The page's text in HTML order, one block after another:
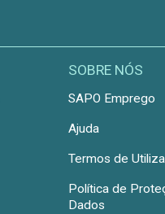
SOBRE NÓS
SAPO Emprego
Ajuda
Termos de
Política de
Dados